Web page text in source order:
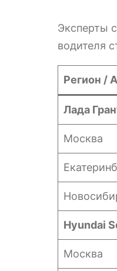
Эксперты
водителя
Регион /
Лада
Москва
Hyundai
Москва